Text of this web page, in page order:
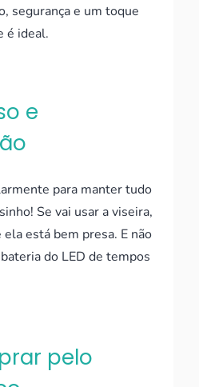
segurança e um toque
é ideal.
e
para manter tudo
Se vai usar a viseira,
está bem presa. E não
do LED de tempos
pelo